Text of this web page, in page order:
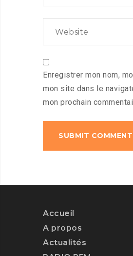
Enregistrer mon nom,
mon site dans le
mon prochain
Accueil
A propos
Actualités